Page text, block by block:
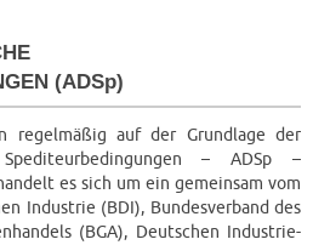
(ADSp)
regelmäßig auf der Grundlage der
– ADSp –
es sich um ein gemeinsam vom
Industrie (BDI), Bundesverband des
(BGA), Deutschen Industrie-